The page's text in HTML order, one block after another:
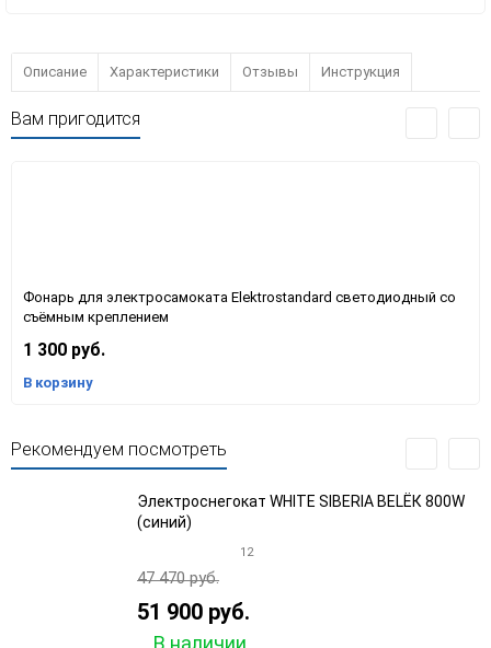
Описание Характеристики Отзывы Инструкция
Вам пригодится
Фонарь для электросамоката Elektrostandard светодиодный со
съёмным креплением
1 300 руб.
В корзину
Рекомендуем посмотреть
Электроснегокат WHITE SIBERIA BELЁК 800W
(синий)
12
47 470 руб.
51 900 руб.
В наличии